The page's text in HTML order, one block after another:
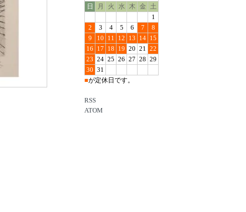
日
月 火 水 木 金
土
1
2
3 4 5 6 7
8
9
10 11 12 13 14 15
16 17 18 19 20 21 22
23 24 25 26 27 28 29
30 31
■が定休日です。
RSS
ATOM